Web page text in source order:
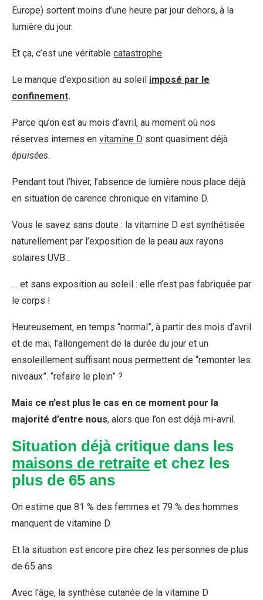
Europe) sortent moins d’une heure par jour dehors, à la
lumière du jour.
Et ça, c’est une véritable catastrophe.
Le manque d’exposition au soleil imposé par le
confinement.
Parce qu’on est au mois d’avril, au moment où nos
réserves internes en vitamine D sont quasiment déjà
épuisées.
Pendant tout l’hiver, l’absence de lumière nous place déjà
en situation de carence chronique en vitamine D.
Vous le savez sans doute : la vitamine D est synthétisée
naturellement par l’exposition de la peau aux rayons
solaires UVB…
… et sans exposition au soleil : elle n’est pas fabriquée par
le corps !
Heureusement, en temps “normal”, à partir des mois d’avril
et de mai, l’allongement de la durée du jour et un
ensoleillement suffisant nous permettent de “remonter les
niveaux”. “refaire le plein” ?
Mais ce n’est plus le cas en ce moment pour la
majorité d’entre nous, alors que l’on est déjà mi-avril.
Situation déjà critique dans les
maisons de retraite et chez les
plus de 65 ans
On estime que 81 % des femmes et 79 % des hommes
manquent de vitamine D.
Et la situation est encore pire chez les personnes de plus
de 65 ans.
Avec l’âge, la synthèse cutanée de la vitamine D